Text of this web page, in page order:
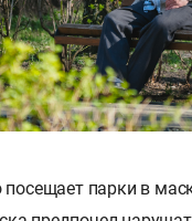
посещает парки в